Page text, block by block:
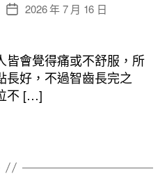
文
佈
日
期
2026 年 7 月 16 日
皆會覺得痛或不舒服，所
長好，不過智齒長完之
不 […]